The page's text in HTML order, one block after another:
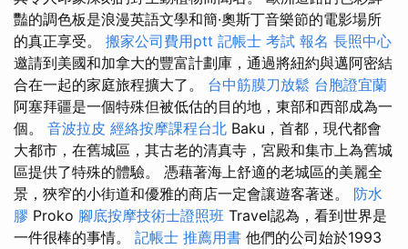
豔的調色板是浪漫英語文學和簡·奧斯丁音樂節的電影場所
的真正享受。 搬家公司費用ptt 記帳士 考試 報名 長照中心
邀請到美國和加拿大的豐富計劃庫，通過將紐約與邁阿密結
合在一起的家庭旅程擴大了。 台中筋膜刀放鬆 台胞證宜蘭
阿塞拜疆是一個特殊但被低估的目的地，東部和西部成為一
個。 音波拉皮 經絡按摩課程台北 Baku，首都，現代都會
大都市，在舊城區，其古老的清真寺，宮殿和集市上為舊城
區提供了特殊的體驗。 憑藉著海上舒適的老城區的美麗全
景，狹窄的小街道和優雅的商店一定會讓遊客著迷。 防水
膠 Proko 腳底按摩技術士證照班 Travel認為，看到世界是
一件很棒的事情。 記帳士 推薦用書 他們的公司始於1993